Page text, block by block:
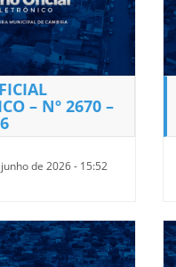
– Nº 2670 –
de 2026 - 15:52